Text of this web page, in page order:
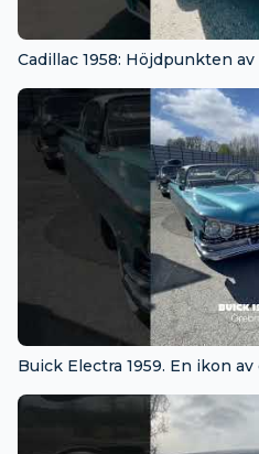
Cadillac 1958: Höjdpunkten
Buick Electra 1959. En ikon